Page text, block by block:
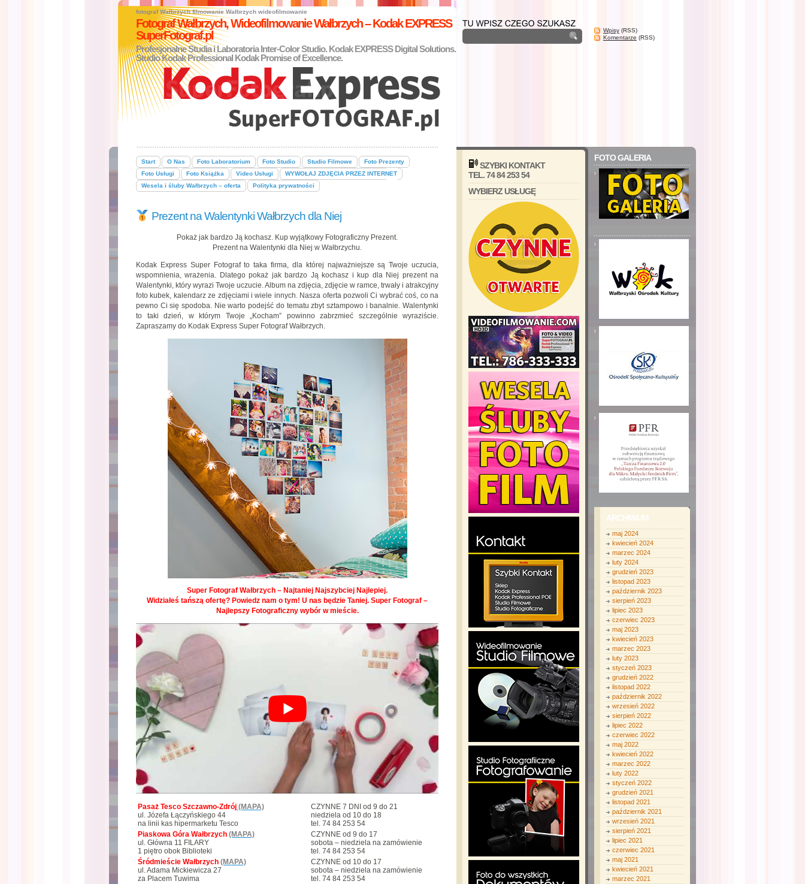
fotograf Wałbrzych filmowanie Wałbrzych wideofilmowanie
Fotograf Wałbrzych, Wideofilmowanie Wałbrzych – Kodak EXPRESS
SuperFotograf.pl
Profesjonalne Studia i Laboratoria Inter-Color Studio. Kodak EXPRESS Digital Solutions.
Studio Kodak Professional Kodak Promise of Excellence.
Wpisy (RSS)
Komentarze (RSS)
Start O Nas Foto Laboratorium Foto Studio Studio Filmowe
Foto Prezenty
Foto Usługi
Foto Książka Video Usługi
WYWOŁAJ ZDJĘCIA PRZEZ INTERNET
Wesela i śluby Wałbrzych – oferta
Polityka prywatności
Prezent na Walentynki Wałbrzych dla Niej
Pokaż jak bardzo Ją kochasz. Kup wyjątkowy Fotograficzny Prezent.
Prezent na Walentynki dla Niej w Wałbrzychu.
Kodak Express Super Fotograf to taka firma, dla której najważniejsze są Twoje uczucia,
wspomnienia, wrażenia. Dlatego pokaż jak bardzo Ją kochasz i kup dla Niej prezent na
Walentynki, który wyrazi Twoje uczucie. Album na zdjęcia, zdjęcie w ramce, trwały i atrakcyjny
foto kubek, kalendarz ze zdjęciami i wiele innych. Nasza oferta pozwoli Ci wybrać coś, co na
pewno Ci się spodoba. Nie warto podejść do tematu zbyt sztampowo i banalnie. Walentynki
to taki dzień, w którym Twoje „Kocham” powinno zabrzmieć szczególnie wyraziście.
Zapraszamy do Kodak Express Super Fotograf Wałbrzych.
Super Fotograf Wałbrzych – Najtaniej Najszybciej Najlepiej.
Widziałeś tańszą ofertę? Powiedz nam o tym! U nas będzie Taniej. Super Fotograf –
Najlepszy Fotograficzny wybór w mieście.
Pasaż Tesco Szczawno-Zdrój (MAPA)
ul. Józefa Łączyńskiego 44
na linii kas hipermarketu Tesco
CZYNNE 7 DNI od 9 do 21
niedziela od 10 do 18
tel. 74 84 253 54
Piaskowa Góra Wałbrzych (MAPA)
ul. Główna 11 FILARY
1 piętro obok Biblioteki
CZYNNE od 9 do 17
sobota – niedziela na zamówienie
tel. 74 84 253 54
Śródmieście Wałbrzych (MAPA)
ul. Adama Mickiewicza 27
za Placem Tuwima
CZYNNE od 10 do 17
sobota – niedziela na zamówienie
tel. 74 84 253 54
SZYBKI KONTAKT
TEL. 74 84 253 54
WYBIERZ USŁUGĘ
FOTO GALERIA
ARCHIWUM
maj 2024
kwiecień 2024
marzec 2024
luty 2024
grudzień 2023
listopad 2023
październik 2023
sierpień 2023
lipiec 2023
czerwiec 2023
maj 2023
kwiecień 2023
marzec 2023
luty 2023
styczeń 2023
grudzień 2022
listopad 2022
październik 2022
wrzesień 2022
sierpień 2022
lipiec 2022
czerwiec 2022
maj 2022
kwiecień 2022
marzec 2022
luty 2022
styczeń 2022
grudzień 2021
listopad 2021
październik 2021
wrzesień 2021
sierpień 2021
lipiec 2021
czerwiec 2021
maj 2021
kwiecień 2021
marzec 2021